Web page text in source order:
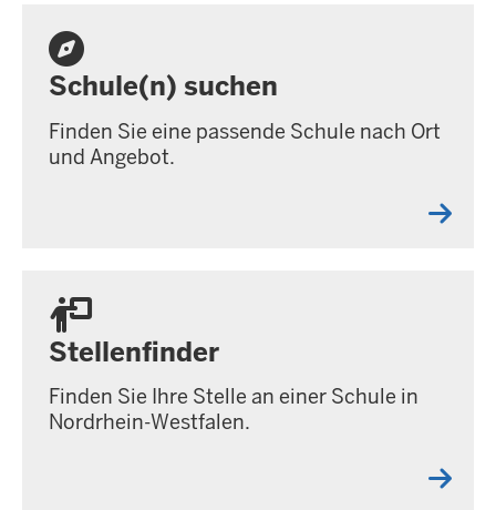
Schule(n) suchen
Finden Sie eine passende Schule nach Ort
und Angebot.
Stellenfinder
Finden Sie Ihre Stelle an einer Schule in
Nordrhein-Westfalen.